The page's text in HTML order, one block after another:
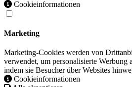
Cookieinformationen
Marketing
Marketing-Cookies werden von
verwendet, um personalisierte Werbung
indem sie Besucher über Websites
Cookieinformationen